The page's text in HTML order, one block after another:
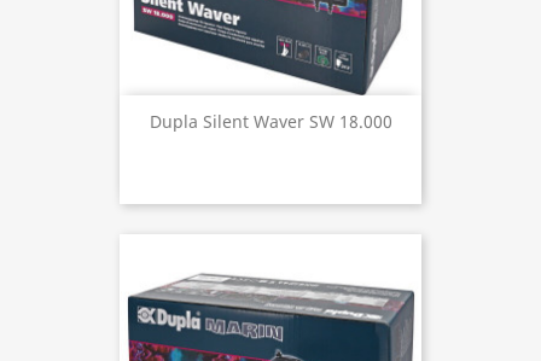
Dupla Silent Waver SW 18.000